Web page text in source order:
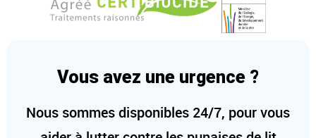
Vous avez une urgence ?
Nous sommes disponibles 24/7, pour vous